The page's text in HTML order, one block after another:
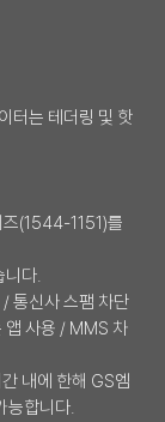
터는 테더링 및 핫
즈(1544-1151)를
니다.
통신사 스팸 차단
앱 사용 / MMS 차
내에 한해 GS엠
능합니다.